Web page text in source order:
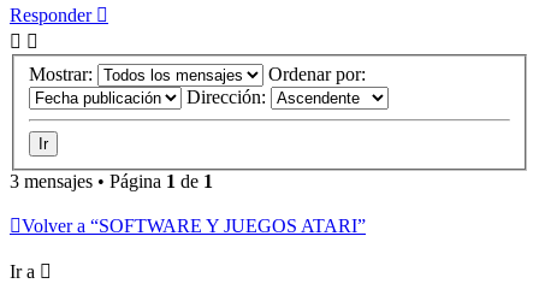
Responder
Mostrar:
Ordenar por:
Dirección:
3 mensajes • Página 1 de 1
Volver a “SOFTWARE Y JUEGOS ATARI”
Ir a